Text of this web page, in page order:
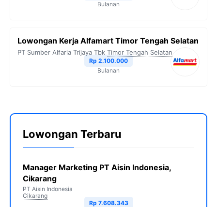
Bulanan
Lowongan Kerja Alfamart Timor Tengah Selatan
PT Sumber Alfaria Trijaya Tbk Timor Tengah Selatan
Rp 2.100.000
Bulanan
Lowongan Terbaru
Manager Marketing PT Aisin Indonesia,
Cikarang
PT Aisin Indonesia
Cikarang
Rp 7.608.343